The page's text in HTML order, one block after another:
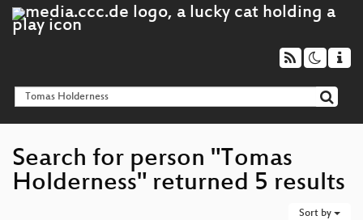
Search for person "Tomas
Holderness" returned 5 results
Sort by